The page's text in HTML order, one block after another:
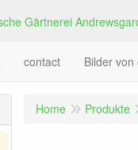
contact Bilder
Home Produkte